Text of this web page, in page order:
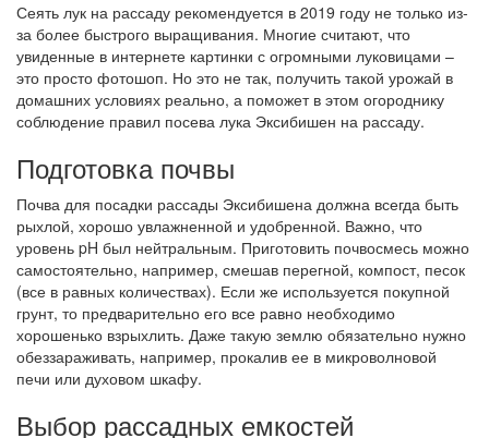
Сеять лук на рассаду рекомендуется в 2019 году не только из-
за более быстрого выращивания. Многие считают, что
увиденные в интернете картинки с огромными луковицами –
это просто фотошоп. Но это не так, получить такой урожай в
домашних условиях реально, а поможет в этом огороднику
соблюдение правил посева лука Эксибишен на рассаду.
Подготовка почвы
Почва для посадки рассады Эксибишена должна всегда быть
рыхлой, хорошо увлажненной и удобренной. Важно, что
уровень pH был нейтральным. Приготовить почвосмесь можно
самостоятельно, например, смешав перегной, компост, песок
(все в равных количествах). Если же используется покупной
грунт, то предварительно его все равно необходимо
хорошенько взрыхлить. Даже такую землю обязательно нужно
обеззараживать, например, прокалив ее в микроволновой
печи или духовом шкафу.
Выбор рассадных емкостей